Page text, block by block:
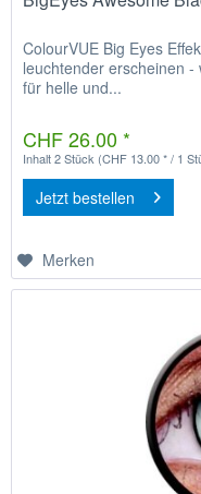
ColourVUE Big Eyes
leuchtender erscheinen
für helle und...
CHF 26.00 *
Inhalt2 Stück (CHF 13.00 * / 1
Jetzt bestellen
Merken